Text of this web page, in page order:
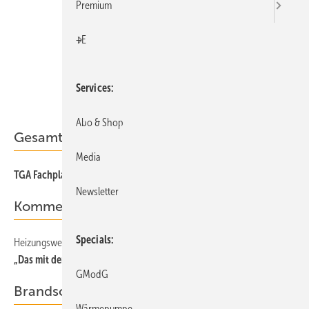
Gesamt-PDF der Ausgabe
TGA Fachplaner 07/2026 als PDF
Kommentar
Heizungswende
„Das mit den Wärme­pumpen hatten wir doch immer gesagt“
Brandschutz
Premium
+E
Services
Abo & Shop
Media
Newsletter
Specials
GModG